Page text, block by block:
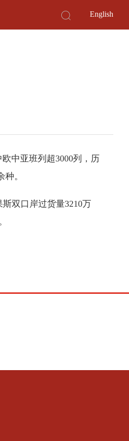
English
中亚班列超3000列，历
。
双口岸过货量3210万